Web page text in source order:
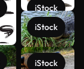
iStock
iStock
iStock